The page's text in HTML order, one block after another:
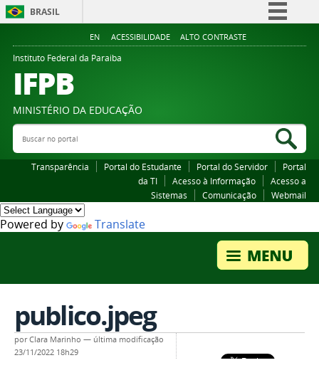
BRASIL
Simplifique!
Legislação
EN ACESSIBILIDADE ALTO CONTRASTE
Instituto Federal da Paraiba
IFPB
MINISTÉRIO DA EDUCAÇÃO
Buscar no portal
Transparência Portal do Estudante Portal do Servidor
Portal
da TI
Acesso à Informação
Acesso a
Sistemas
Comunicação Webmail
Powered by Translate
publico.jpeg
porClara Marinho — última modificação
23/11/2022 18h29